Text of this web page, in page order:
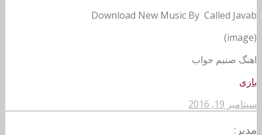
Download New Music By Called Javab
(image)
اهنگ صنیم جواب
بازی
سپتامبر 19, 2016
مدیر: